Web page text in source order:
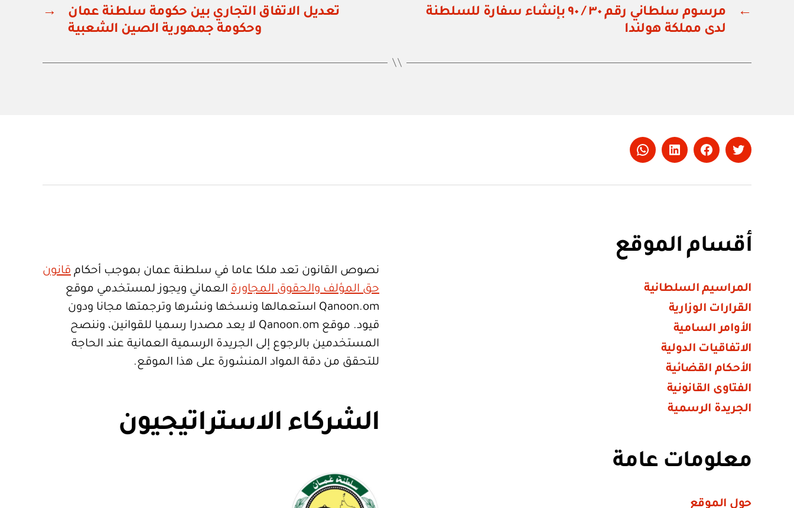
←
مرسوم سلطاني رقم ٣٠ / ٩٠ بإنشاء سفارة للسلطنة
لدى مملكة هولندا
→
تعديل الاتفاق التجاري بين حكومة سلطنة عمان
وحكومة جمهورية الصين الشعبية
Twitter
Facebook
LinkedIn
Whatsapp
أقسام الموقع
المراسيم السلطانية
القرارات الوزارية
الأوامر السامية
الاتفاقيات الدولية
الأحكام القضائية
الفتاوى القانونية
الجريدة الرسمية
معلومات عامة
حول الموقع
نصوص القانون تعد ملكا عاما في سلطنة عمان بموجب أحكام قانون
حق المؤلف والحقوق المجاورة العماني ويجوز لمستخدمي موقع
Qanoon.om استعمالها ونسخها ونشرها وترجمتها مجانا ودون
قيود. موقع Qanoon.om لا يعد مصدرا رسميا للقوانين، وننصح
المستخدمين بالرجوع إلى الجريدة الرسمية العمانية عند الحاجة
للتحقق من دقة المواد المنشورة على هذا الموقع.
الشركاء الاستراتيجيون